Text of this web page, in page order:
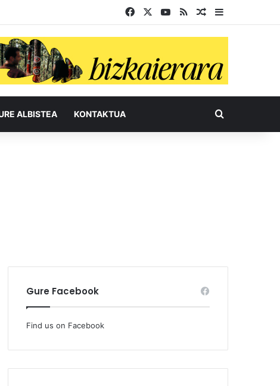
Facebook YouTube
RSS Ausazko
ALBISTEA KONTAKTUA Bilatu
Gure Facebook
Find us on Facebook